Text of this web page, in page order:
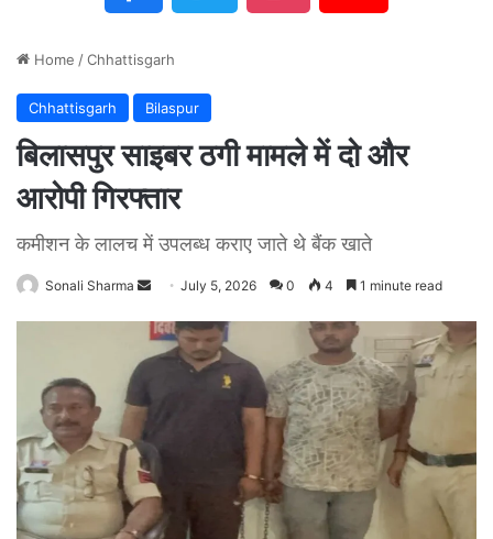
Home /Chhattisgarh
Chhattisgarh Bilaspur
बिलासपुर साइबर ठगी मामले में दो और
आरोपी गिरफ्तार
कमीशन के लालच में उपलब्ध कराए जाते थे बैंक खाते
Sonali Sharma
n
e
a
i
July 5, 2026 0 4 1 minute read